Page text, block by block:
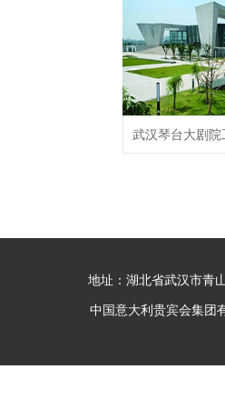
武汉琴台大剧院
地址：湖北省武汉市青
中国意大利贵